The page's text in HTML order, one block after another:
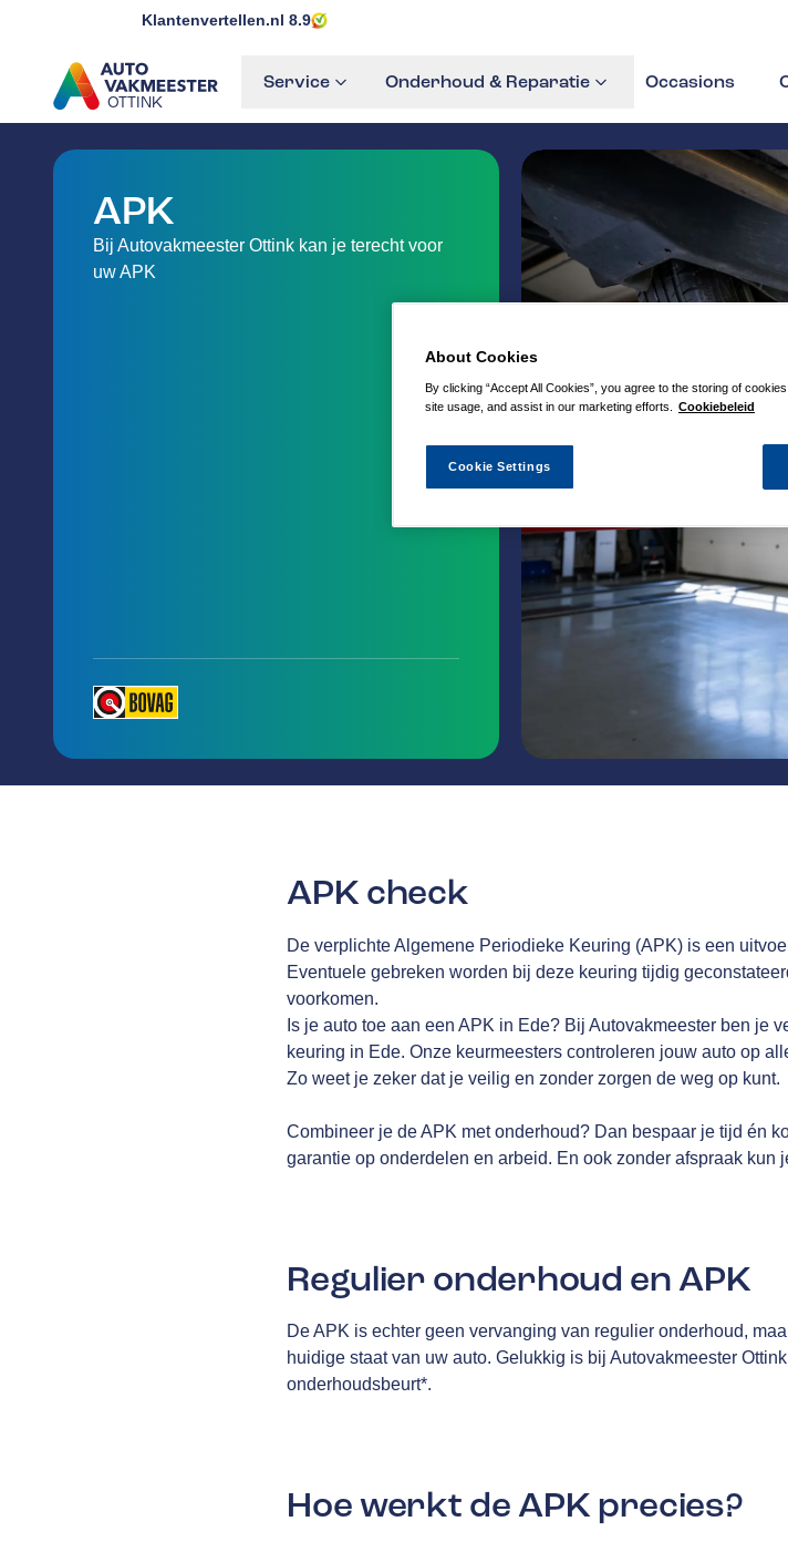
Klantenvertellen.nl 8.9
OTTINK
GA NAAR DE HOMEPAGINA
Service Onderhoud & Reparatie Occasions
APK
Bij Autovakmeester Ottink kan je terecht voor
uw APK
APK check
De verplichte Algemene Periodieke Keuring (APK) is een
Eventuele gebreken worden bij deze keuring tijdig
voorkomen.
Is je auto toe aan een APK in Ede? Bij Autovakmeester ben je
keuring in Ede. Onze keurmeesters controleren jouw auto op
Zo weet je zeker dat je veilig en zonder zorgen de weg op kunt.
Combineer je de APK met onderhoud? Dan bespaar je tijd én
garantie op onderdelen en arbeid. En ook zonder afspraak kun
Regulier onderhoud en APK
De APK is echter geen vervanging van regulier onderhoud,
huidige staat van uw auto. Gelukkig is bij Autovakmeester
onderhoudsbeurt*.
Hoe werkt de APK precies?
About Cookies
By clicking “Accept All Cookies”, you agree to the storing of
site usage, and assist in our marketing efforts.
Cookiebeleid
Cookie Settings